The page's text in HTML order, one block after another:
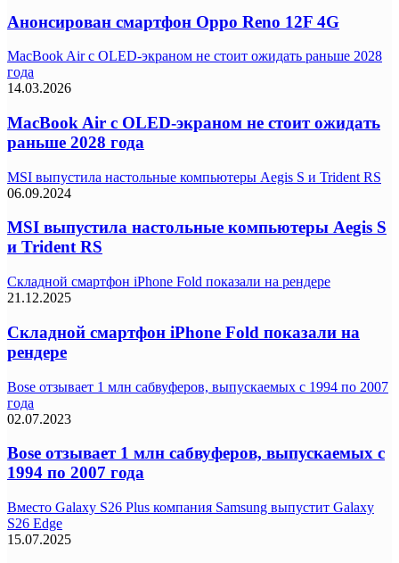
Анонсирован смартфон Oppo Reno 12F 4G
MacBook Air с OLED‑экраном не стоит ожидать раньше 2028
года
14.03.2026
MacBook Air с OLED‑экраном не стоит ожидать
раньше 2028 года
MSI выпустила настольные компьютеры Aegis S и Trident RS
06.09.2024
MSI выпустила настольные компьютеры Aegis S
и Trident RS
Складной смартфон iPhone Fold показали на рендере
21.12.2025
Складной смартфон iPhone Fold показали на
рендере
Bose отзывает 1 млн сабвуферов, выпускаемых с 1994 по 2007
года
02.07.2023
Bose отзывает 1 млн сабвуферов, выпускаемых с
1994 по 2007 года
Вместо Galaxy S26 Plus компания Samsung выпустит Galaxy
S26 Edge
15.07.2025